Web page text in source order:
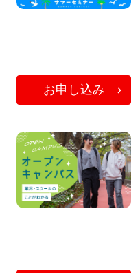
お申し込み